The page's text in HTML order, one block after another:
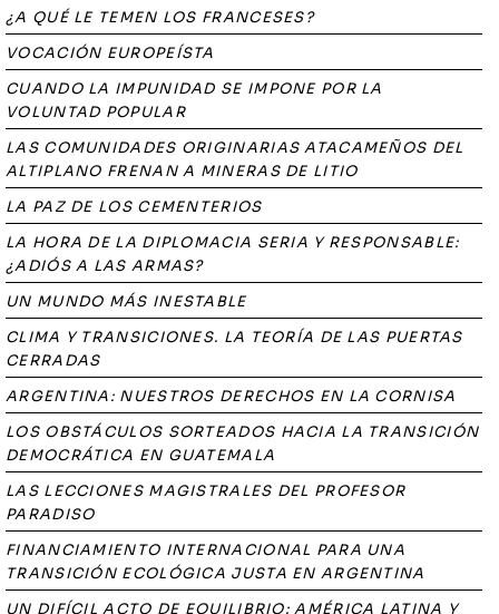
¿A QUÉ LE TEMEN LOS FRANCESES?
VOCACIÓN EUROPEÍSTA
CUANDO LA IMPUNIDAD SE IMPONE POR LA
VOLUNTAD POPULAR
LAS COMUNIDADES ORIGINARIAS ATACAMEÑOS DEL
ALTIPLANO FRENAN A MINERAS DE LITIO
LA PAZ DE LOS CEMENTERIOS
LA HORA DE LA DIPLOMACIA SERIA Y RESPONSABLE:
¿ADIÓS A LAS ARMAS?
UN MUNDO MÁS INESTABLE
CLIMA Y TRANSICIONES. LA TEORÍA DE LAS PUERTAS
CERRADAS
ARGENTINA: NUESTROS DERECHOS EN LA CORNISA
LOS OBSTÁCULOS SORTEADOS HACIA LA TRANSICIÓN
DEMOCRÁTICA EN GUATEMALA
LAS LECCIONES MAGISTRALES DEL PROFESOR
PARADISO
FINANCIAMIENTO INTERNACIONAL PARA UNA
TRANSICIÓN ECOLÓGICA JUSTA EN ARGENTINA
UN DIFÍCIL ACTO DE EQUILIBRIO: AMÉRICA LATINA Y